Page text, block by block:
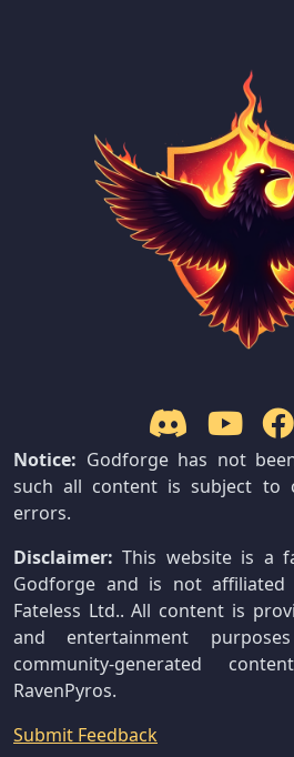
Notice: Godforge has not
such all content is subject to
errors.
Disclaimer: This website is a
Godforge and is not
Fateless Ltd.. All content is
and entertainment
community-generated
RavenPyros.
Submit Feedback